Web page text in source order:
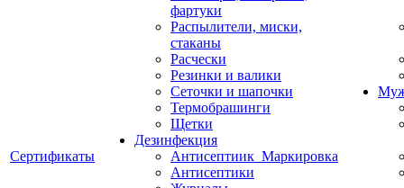
Сертификаты
фартуки
Распылители, миски,
стаканы
Расчески
Резинки и валики
Сеточки и шапочки
Термобрашинги
Щетки
Дезинфекция
Антисептиик_Маркировка
Антисептики